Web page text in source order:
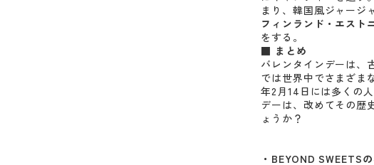
まり、韓国風ジャージ
フィンランド・エスト
をする。
■ まとめ
バレンタインデーは、
では世界中でさまざま
年2月14日には多くの
デーは、改めてその歴
ょうか？
・BEYOND SWEETS